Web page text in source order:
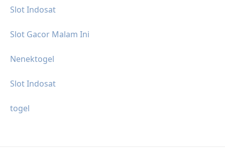
Slot Indosat
Slot Gacor Malam Ini
Nenektogel
Slot Indosat
togel